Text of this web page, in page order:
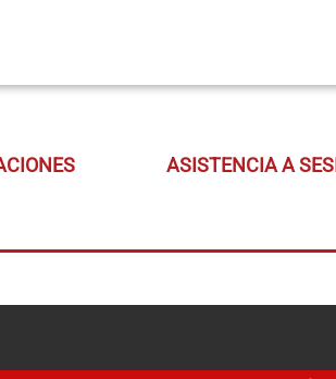
ASISTENCIA A